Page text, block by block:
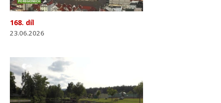
168. díl
23.06.2026